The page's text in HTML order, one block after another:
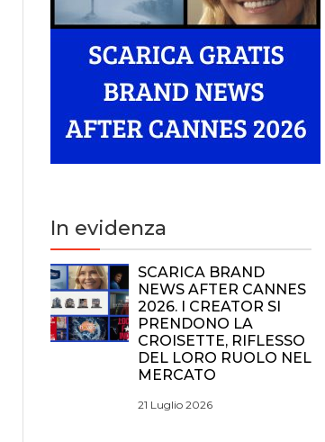
In evidenza
SCARICA BRAND
NEWS AFTER CANNES
2026. I CREATOR SI
PRENDONO LA
CROISETTE, RIFLESSO
DEL LORO RUOLO NEL
MERCATO
21 Luglio 2026